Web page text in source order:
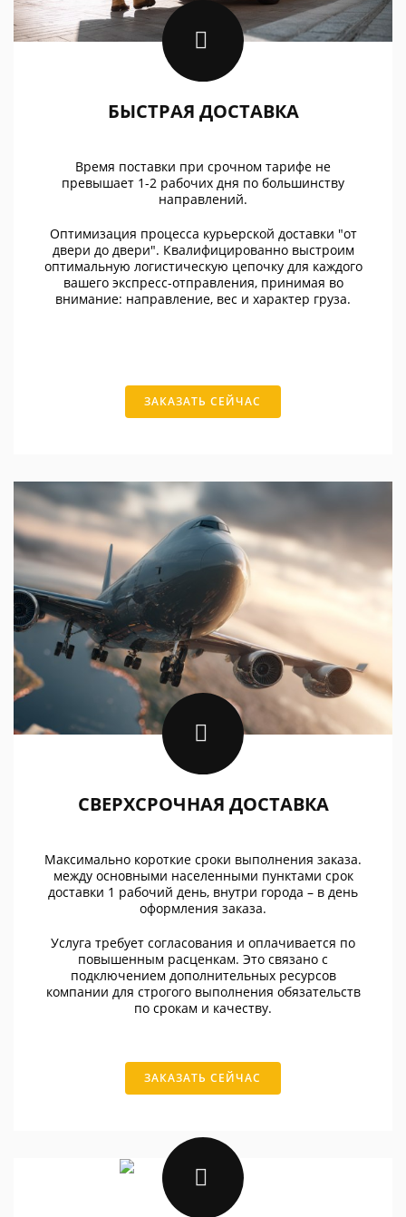
БЫСТРАЯ ДОСТАВКА
Время поставки при срочном тарифе не
превышает 1-2 рабочих дня по большинству
направлений.
Оптимизация процесса курьерской доставки "от
двери до двери". Квалифицированно выстроим
оптимальную логистическую цепочку для каждого
вашего экспресс-отправления, принимая во
внимание: направление, вес и характер груза.
ЗАКАЗАТЬ СЕЙЧАС
СВЕРХСРОЧНАЯ ДОСТАВКА
Максимально короткие сроки выполнения заказа.
между основными населенными пунктами срок
доставки 1 рабочий день, внутри города – в день
оформления заказа.
Услуга требует согласования и оплачивается по
повышенным расценкам. Это связано с
подключением дополнительных ресурсов
компании для строгого выполнения обязательств
по срокам и качеству.
ЗАКАЗАТЬ СЕЙЧАС